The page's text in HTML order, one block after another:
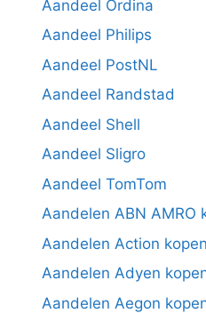
Aandeel Ordina
Aandeel Philips
Aandeel PostNL
Aandeel Randstad
Aandeel Shell
Aandeel Sligro
Aandeel TomTom
Aandelen ABN AMRO
Aandelen Action kopen
Aandelen Adyen
Aandelen Aegon